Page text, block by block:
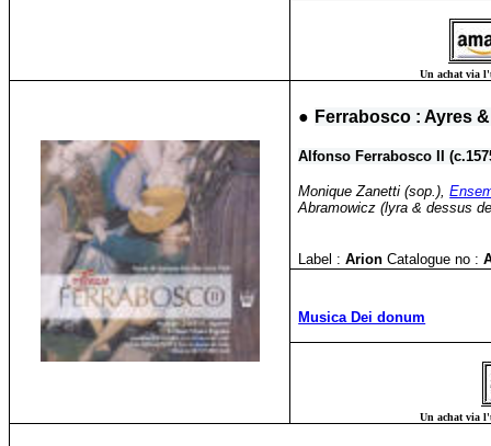
Un achat via
● Ferrabosco : Ayres
Alfonso Ferrabosco II
Monique Zanetti (sop.),
Abramowicz (lyra & dessus
Label : ArionCatalogue no :
Musica Dei donum
Un achat via